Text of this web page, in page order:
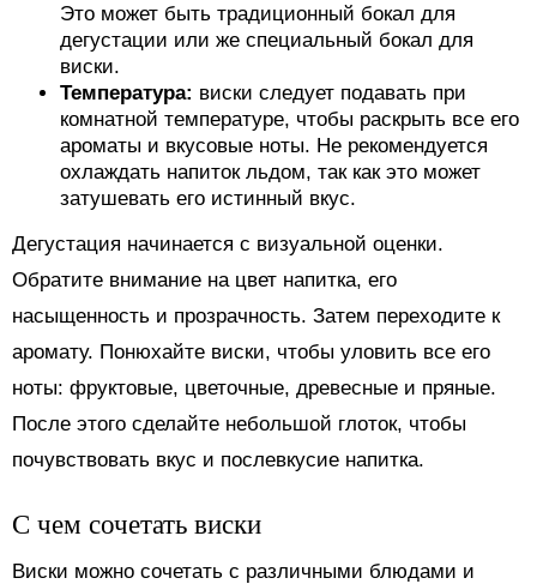
Это может быть традиционный бокал для
дегустации или же специальный бокал для
виски.
Температура: виски следует подавать при
комнатной температуре, чтобы раскрыть все его
ароматы и вкусовые ноты. Не рекомендуется
охлаждать напиток льдом, так как это может
затушевать его истинный вкус.
Дегустация начинается с визуальной оценки.
Обратите внимание на цвет напитка, его
насыщенность и прозрачность. Затем переходите к
аромату. Понюхайте виски, чтобы уловить все его
ноты: фруктовые, цветочные, древесные и пряные.
После этого сделайте небольшой глоток, чтобы
почувствовать вкус и послевкусие напитка.
С чем сочетать виски
Виски можно сочетать с различными блюдами и